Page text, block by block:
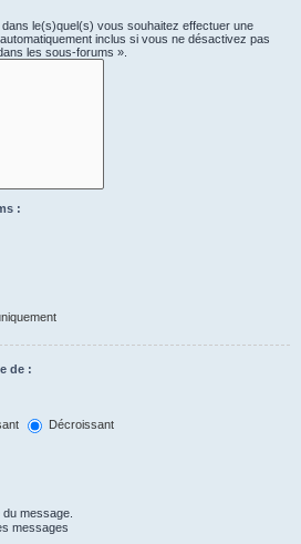
le(s)quel(s) vous souhaitez effectuer une
inclus si vous ne désactivez pas
les sous-forums ».
:
de :
Décroissant
du message.
messages